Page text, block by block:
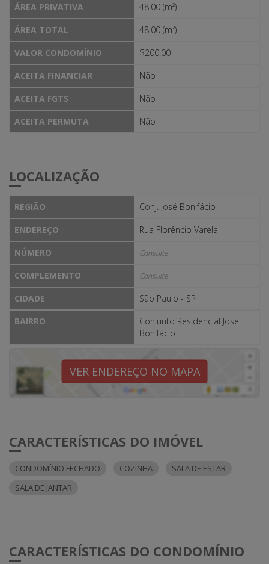
ÁREA PRIVATIVA
48.00 (m²)
ÁREA TOTAL
48.00 (m²)
VALOR CONDOMÍNIO
$200.00
ACEITA FINANCIAR
Não
ACEITA FGTS
Não
ACEITA PERMUTA
Não
LOCALIZAÇÃO
REGIÃO
Conj. José Bonifácio
ENDEREÇO
Rua Florêncio Varela
NÚMERO
Consulte
COMPLEMENTO Consulte
CIDADE
São Paulo - SP
BAIRRO
Conjunto Residencial José
Bonifácio
VER ENDEREÇO NO MAPA
CARACTERÍSTICAS DO IMÓVEL
CONDOMÍNIO FECHADO COZINHA
SALA DE ESTAR
SALA DE JANTAR
CARACTERÍSTICAS DO CONDOMÍNIO